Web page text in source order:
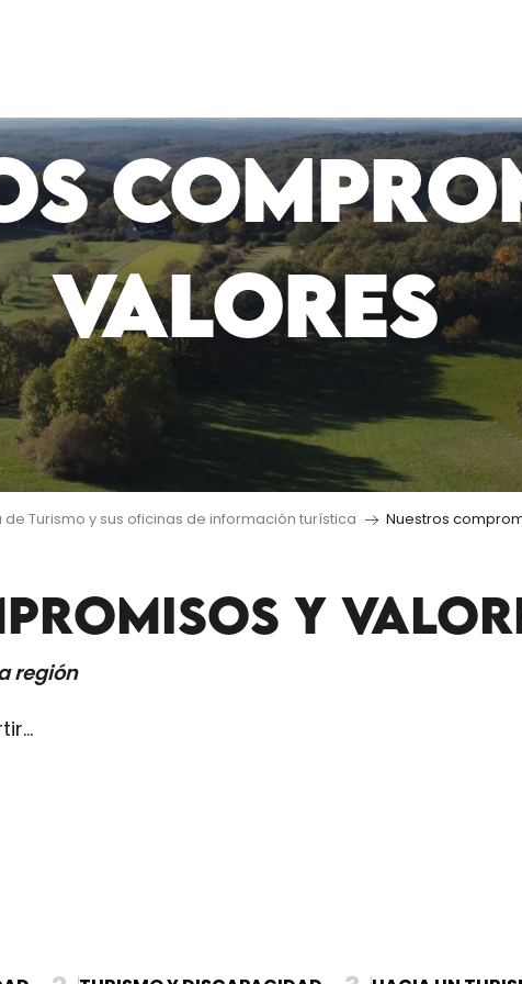
VALORES
de Turismo y sus oficinas de información turística Nuestros
Y
región